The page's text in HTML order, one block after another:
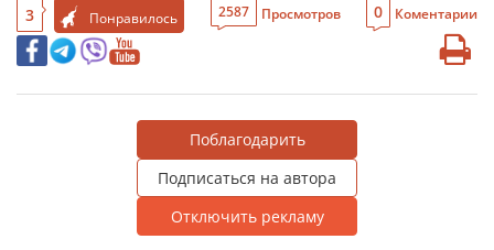
3 Понравилось 2587 Просмотров 0 Коментарии
Поблагодарить
Подписаться на автора
Отключить рекламу